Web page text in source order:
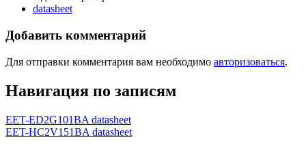
datasheet
Добавить комментарий
Для отправки комментария вам необходимо авторизоваться.
Навигация по записям
EET-ED2G101BA datasheet
EET-HC2V151BA datasheet